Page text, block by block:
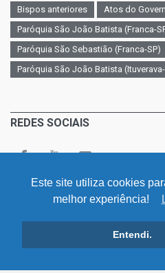
Este site utiliza cookies
melhor experiência!
Entendi.
Bispos anteriores
Atos do
Paróquia São João Batista (Franca-
Paróquia São Sebastião (Franca-SP)
Paróquia São João Batista
REDES SOCIAIS
v. 4.0 / Diocese - Franca - São